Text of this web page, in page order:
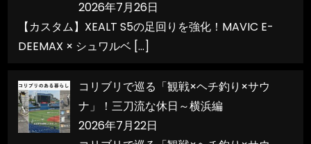
2026年7月26日
【カスタム】XEALT S5の足回りを強化！MAVIC E-
DEEMAX × シュワルベ […]
コリブリで巡る「観戦×ヘチ釣り×サウ
ナ」！三刀流な休日～横浜編
2026年7月22日